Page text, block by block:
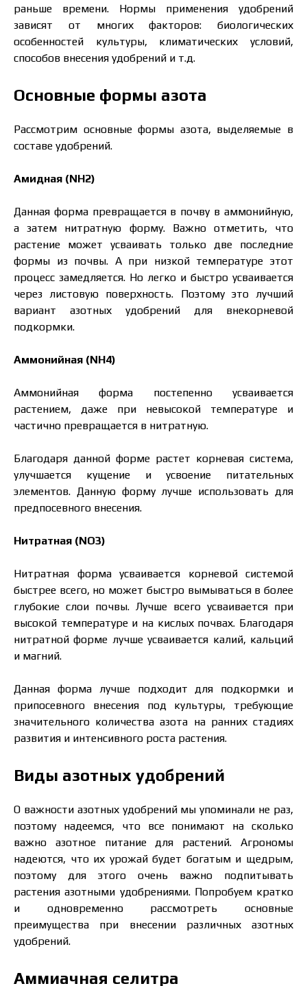
раньше времени. Нормы применения удобрений
зависят от многих факторов: биологических
особенностей культуры, климатических условий,
способов внесения удобрений и т.д.
Основные формы азота
Рассмотрим основные формы азота, выделяемые в
составе удобрений.
Амидная (NH2)
Данная форма превращается в почву в аммонийную,
а затем нитратную форму. Важно отметить, что
растение может усваивать только две последние
формы из почвы. А при низкой температуре этот
процесс замедляется. Но легко и быстро усваивается
через листовую поверхность. Поэтому это лучший
вариант азотных удобрений для внекорневой
подкормки.
Аммонийная (NH4)
Аммонийная форма постепенно усваивается
растением, даже при невысокой температуре и
частично превращается в нитратную.
Благодаря данной форме растет корневая система,
улучшается кущение и усвоение питательных
элементов. Данную форму лучше использовать для
предпосевного внесения.
Нитратная (NO3)
Нитратная форма усваивается корневой системой
быстрее всего, но может быстро вымываться в более
глубокие слои почвы. Лучше всего усваивается при
высокой температуре и на кислых почвах. Благодаря
нитратной форме лучше усваивается калий, кальций
и магний.
Данная форма лучше подходит для подкормки и
припосевного внесения под культуры, требующие
значительного количества азота на ранних стадиях
развития и интенсивного роста растения.
Виды азотных удобрений
О важности азотных удобрений мы упоминали не раз,
поэтому надеемся, что все понимают на сколько
важно азотное питание для растений. Агрономы
надеются, что их урожай будет богатым и щедрым,
поэтому для этого очень важно подпитывать
растения азотными удобрениями. Попробуем кратко
и одновременно рассмотреть основные
преимущества при внесении различных азотных
удобрений.
Аммиачная селитра